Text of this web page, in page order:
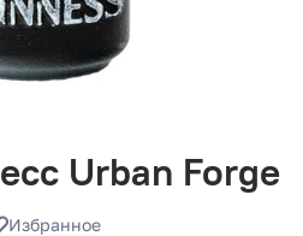
Urban Forge
Избранное